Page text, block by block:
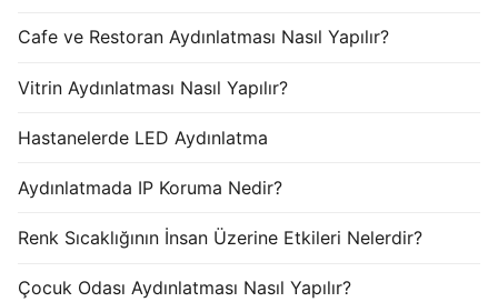
Cafe ve Restoran Aydınlatması Nasıl Yapılır?
Vitrin Aydınlatması Nasıl Yapılır?
Hastanelerde LED Aydınlatma
Aydınlatmada IP Koruma Nedir?
Renk Sıcaklığının İnsan Üzerine Etkileri Nelerdir?
Çocuk Odası Aydınlatması Nasıl Yapılır?